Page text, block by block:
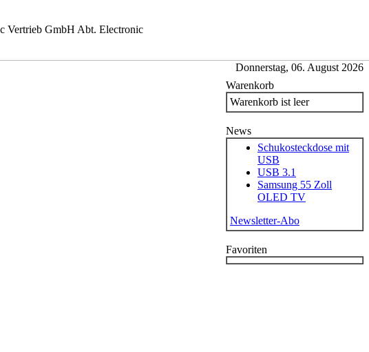
Vertrieb GmbH Abt. Electronic
Donnerstag, 06. August 2026
Warenkorb
Warenkorb ist leer
News
Schukosteckdose mit
USB
USB 3.1
Samsung 55 Zoll
OLED TV
Newsletter-Abo
Favoriten